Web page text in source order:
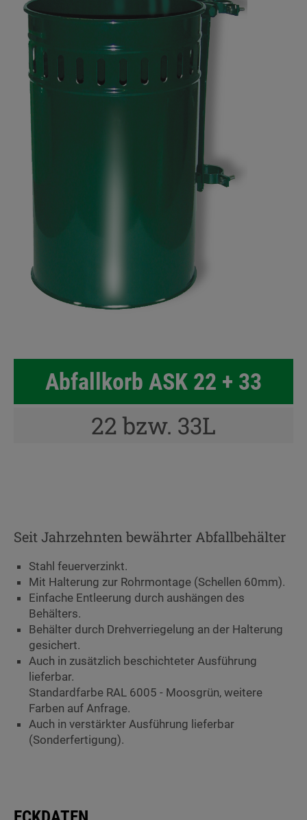
Abfallkorb ASK 22 + 33
22 bzw. 33L
Seit Jahrzehnten bewährter Abfallbehälter
Stahl feuerverzinkt.
Mit Halterung zur Rohrmontage (Schellen 60mm).
Einfache Entleerung durch aushängen des
Behälters.
Behälter durch Drehverriegelung an der Halterung
gesichert.
Auch in zusätzlich beschichteter Ausführung
lieferbar.
Standardfarbe RAL 6005 - Moosgrün, weitere
Farben auf Anfrage.
Auch in verstärkter Ausführung lieferbar
(Sonderfertigung).